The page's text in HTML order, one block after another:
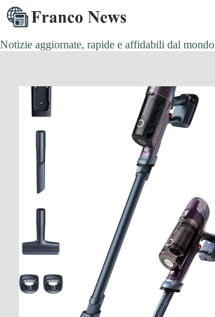
Salta
al
contenuto
Notizie aggiornate, rapide e affidabili dal mondo